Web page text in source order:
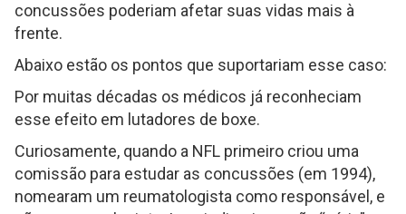
concussões poderiam afetar suas vidas mais à
frente.
Abaixo estão os pontos que suportariam esse caso:
Por muitas décadas os médicos já reconheciam
esse efeito em lutadores de boxe.
Curiosamente, quando a NFL primeiro criou uma
comissão para estudar as concussões (em 1994),
nomearam um reumatologista como responsável, e